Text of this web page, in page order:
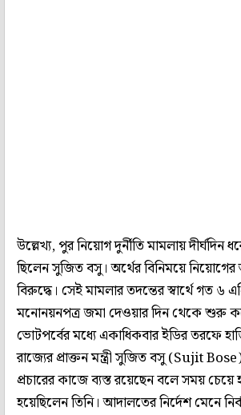
উল্লেখ্য, পুর নিয়োগ দুর্নীতি মামলায় দীর্ঘদিন
ছিলেন সুজিত বসু। অর্থের বিনিময়ে
বিরুদ্ধে। সেই মামলার তদন্তের স্বার্থে গত ৬
মনোনয়নপত্র জমা দেওয়ার দিন থেকে শুরু
ভোটপর্বের মধ্যে একাধিকবার ইডির তরফে
রাজ্যের প্রাক্তন মন্ত্রী সুজিত বসু (Sujit
প্রচারের কাজে ব্যস্ত রয়েছেন বলে সময় চেয়ে
হয়েছিলেন তিনি। আদালতের নির্দেশ মেনে